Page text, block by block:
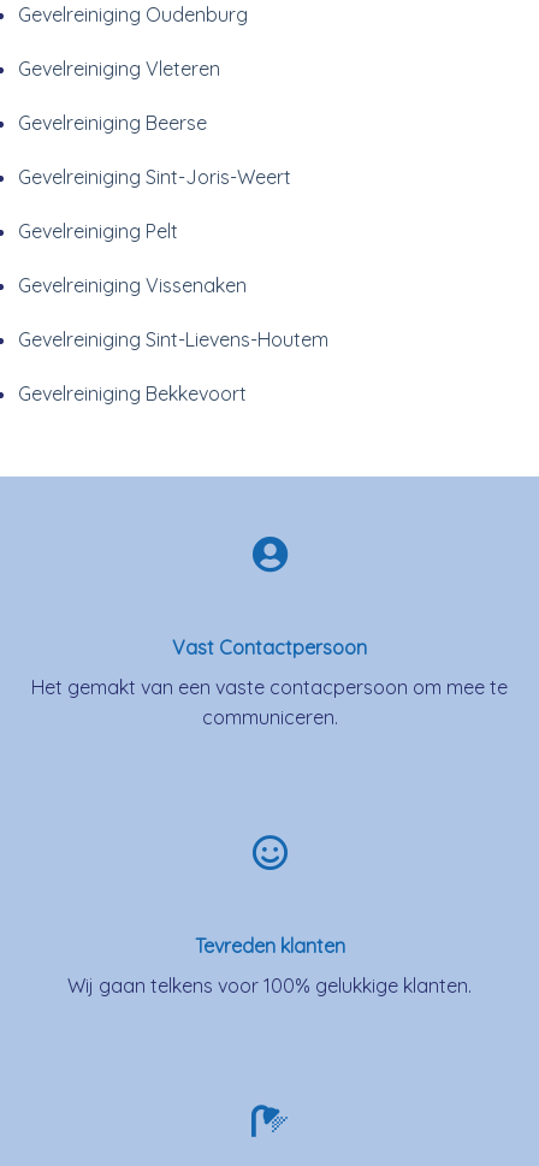
Gevelreiniging Oudenburg
Gevelreiniging Vleteren
Gevelreiniging Beerse
Gevelreiniging Sint-Joris-Weert
Gevelreiniging Pelt
Gevelreiniging Vissenaken
Gevelreiniging Sint-Lievens-Houtem
Gevelreiniging Bekkevoort
Vast Contactpersoon
Het gemakt van een vaste contacpersoon om mee te
communiceren.
Tevreden klanten
Wij gaan telkens voor 100% gelukkige klanten.